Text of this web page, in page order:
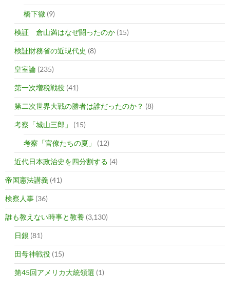
橋下徹 (9)
検証 倉山満はなぜ闘ったのか (15)
検証財務省の近現代史 (8)
皇室論 (235)
第一次増税戦役 (41)
第二次世界大戦の勝者は誰だったのか？ (8)
考察「城山三郎」 (15)
考察「官僚たちの夏」 (12)
近代日本政治史を四分割する (4)
帝国憲法講義 (41)
検察人事 (36)
誰も教えない時事と教養 (3,130)
日銀 (81)
田母神戦役 (15)
第45回アメリカ大統領選 (1)